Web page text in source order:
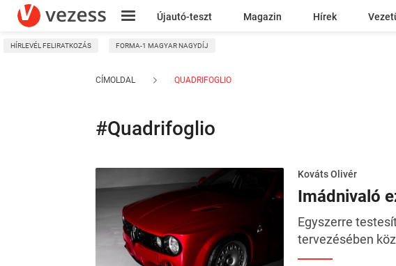
Újautó-teszt Magazin Hírek
Kresz
HÍRLEVÉL FELIRATKOZÁS FORMA-1 MAGYAR NAGYDÍJ
CÍMOLDAL QUADRIFOGLIO
#Quadrifoglio
Kováts Olivér
Imádnivaló
Egyszerre
tervezésében